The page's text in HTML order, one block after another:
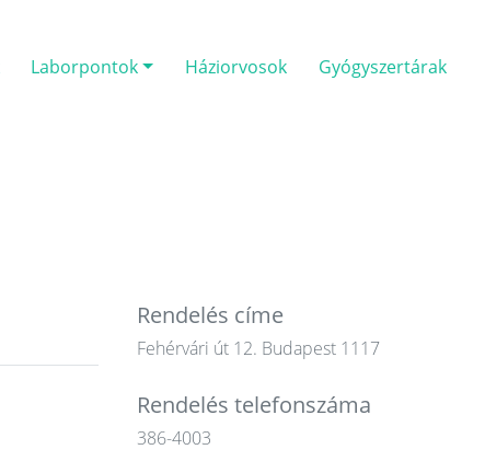
Laborpontok Háziorvosok Gyógyszertárak
Rendelés címe
Fehérvári út 12. Budapest 1117
Rendelés telefonszáma
386-4003